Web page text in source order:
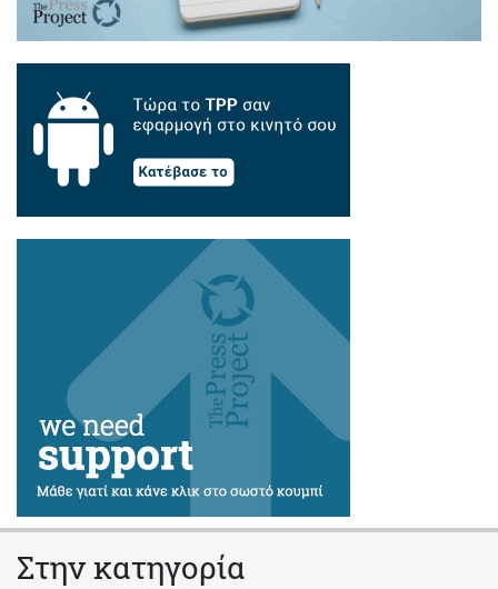
Στην κατηγορία